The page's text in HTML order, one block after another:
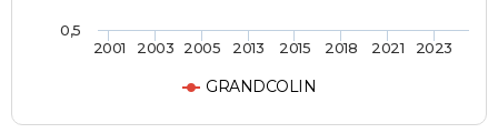
GRANDCOLIN
2001 2003 2005 2013 2015 2018 2021 2023
0,5